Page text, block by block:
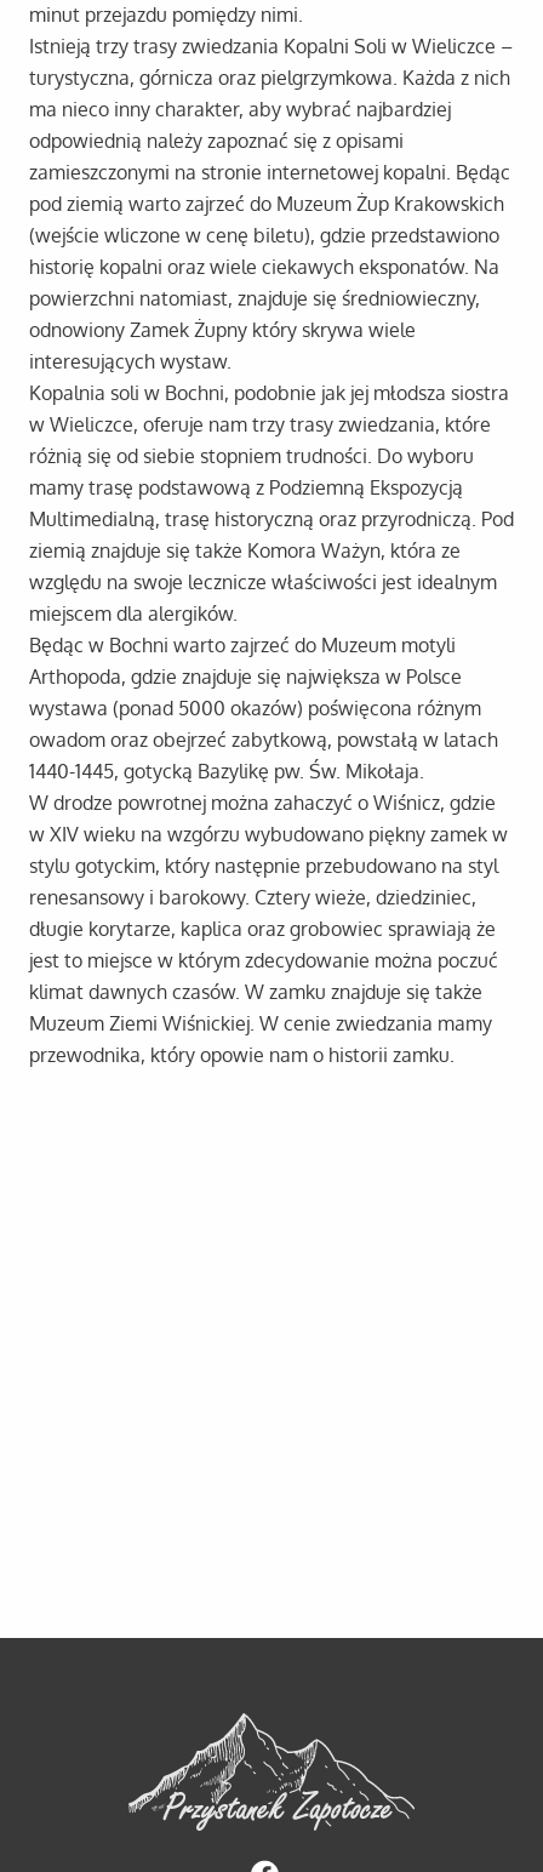
minut przejazdu pomiędzy nimi.
Istnieją trzy trasy zwiedzania Kopalni Soli w Wieliczce –
turystyczna, górnicza oraz pielgrzymkowa. Każda z nich
ma nieco inny charakter, aby wybrać najbardziej
odpowiednią należy zapoznać się z opisami
zamieszczonymi na stronie internetowej kopalni. Będąc
pod ziemią warto zajrzeć do Muzeum Żup Krakowskich
(wejście wliczone w cenę biletu), gdzie przedstawiono
historię kopalni oraz wiele ciekawych eksponatów. Na
powierzchni natomiast, znajduje się średniowieczny,
odnowiony Zamek Żupny który skrywa wiele
interesujących wystaw.
Kopalnia soli w Bochni, podobnie jak jej młodsza siostra
w Wieliczce, oferuje nam trzy trasy zwiedzania, które
różnią się od siebie stopniem trudności. Do wyboru
mamy trasę podstawową z Podziemną Ekspozycją
Multimedialną, trasę historyczną oraz przyrodniczą. Pod
ziemią znajduje się także Komora Ważyn, która ze
względu na swoje lecznicze właściwości jest idealnym
miejscem dla alergików.
Będąc w Bochni warto zajrzeć do Muzeum motyli
Arthopoda, gdzie znajduje się największa w Polsce
wystawa (ponad 5000 okazów) poświęcona różnym
owadom oraz obejrzeć zabytkową, powstałą w latach
1440-1445, gotycką Bazylikę pw. Św. Mikołaja.
W drodze powrotnej można zahaczyć o Wiśnicz, gdzie
w XIV wieku na wzgórzu wybudowano piękny zamek w
stylu gotyckim, który następnie przebudowano na styl
renesansowy i barokowy. Cztery wieże, dziedziniec,
długie korytarze, kaplica oraz grobowiec sprawiają że
jest to miejsce w którym zdecydowanie można poczuć
klimat dawnych czasów. W zamku znajduje się także
Muzeum Ziemi Wiśnickiej. W cenie zwiedzania mamy
przewodnika, który opowie nam o historii zamku.